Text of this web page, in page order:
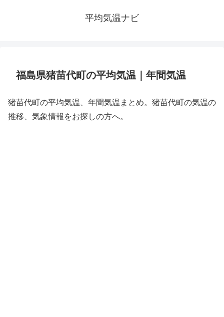
平均気温ナビ
福島県猪苗代町の平均気温｜年間気温
猪苗代町の平均気温、年間気温まとめ。猪苗代町の気温の
推移、気象情報をお探しの方へ。